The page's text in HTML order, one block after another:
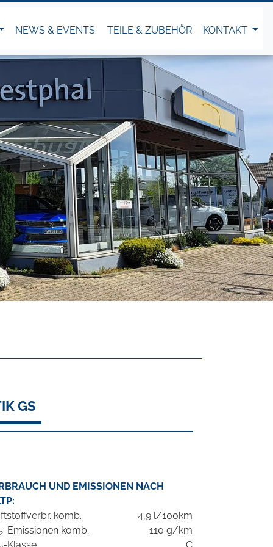
NEWS & EVENTS TEILE & ZUBEHÖR KONTAKT
GS
UND EMISSIONEN NACH
komb.
4,9 l/100km
2-Emissionen komb. 110 g/km